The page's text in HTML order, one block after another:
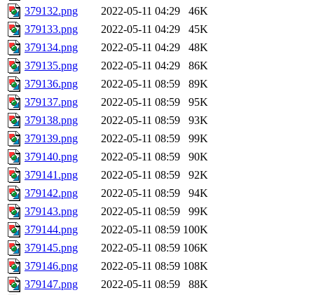
379132.png
2022-05-11 04:29
46K
379133.png
2022-05-11 04:29
45K
379134.png
2022-05-11 04:29
48K
379135.png
2022-05-11 04:29
86K
379136.png
2022-05-11 08:59
89K
379137.png
2022-05-11 08:59
95K
379138.png
2022-05-11 08:59
93K
379139.png
2022-05-11 08:59
99K
379140.png
2022-05-11 08:59
90K
379141.png
2022-05-11 08:59
92K
379142.png
2022-05-11 08:59
94K
379143.png
2022-05-11 08:59
99K
379144.png
2022-05-11 08:59 100K
379145.png
2022-05-11 08:59 106K
379146.png
2022-05-11 08:59 108K
379147.png
2022-05-11 08:59
88K